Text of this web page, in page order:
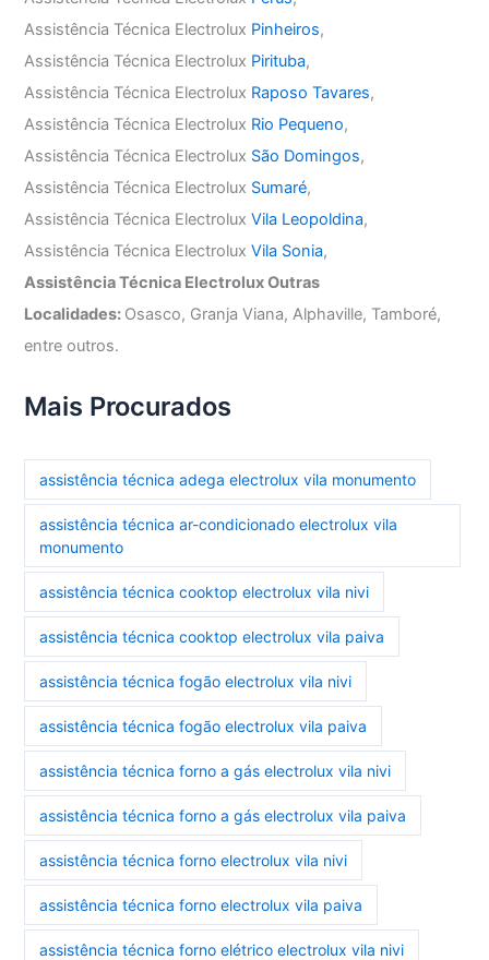
Assistência Técnica Electrolux Pinheiros,
Assistência Técnica Electrolux Pirituba,
Assistência Técnica Electrolux Raposo Tavares,
Assistência Técnica Electrolux Rio Pequeno,
Assistência Técnica Electrolux São Domingos,
Assistência Técnica Electrolux Sumaré,
Assistência Técnica ElectroluxVila Leopoldina,
Assistência Técnica ElectroluxVila Sonia,
Assistência Técnica Electrolux Outras
Localidades: Osasco, Granja Viana, Alphaville, Tamboré,
entre outros.
Mais Procurados
assistência técnica adega electrolux vila monumento
assistência técnica ar-condicionado electrolux vila
monumento
assistência técnica cooktop electrolux vila nivi
assistência técnica cooktop electrolux vila paiva
assistência técnica fogão electrolux vila nivi
assistência técnica fogão electrolux vila paiva
assistência técnica forno a gás electrolux vila nivi
assistência técnica forno a gás electrolux vila paiva
assistência técnica forno electrolux vila nivi
assistência técnica forno electrolux vila paiva
assistência técnica forno elétrico electrolux vila nivi